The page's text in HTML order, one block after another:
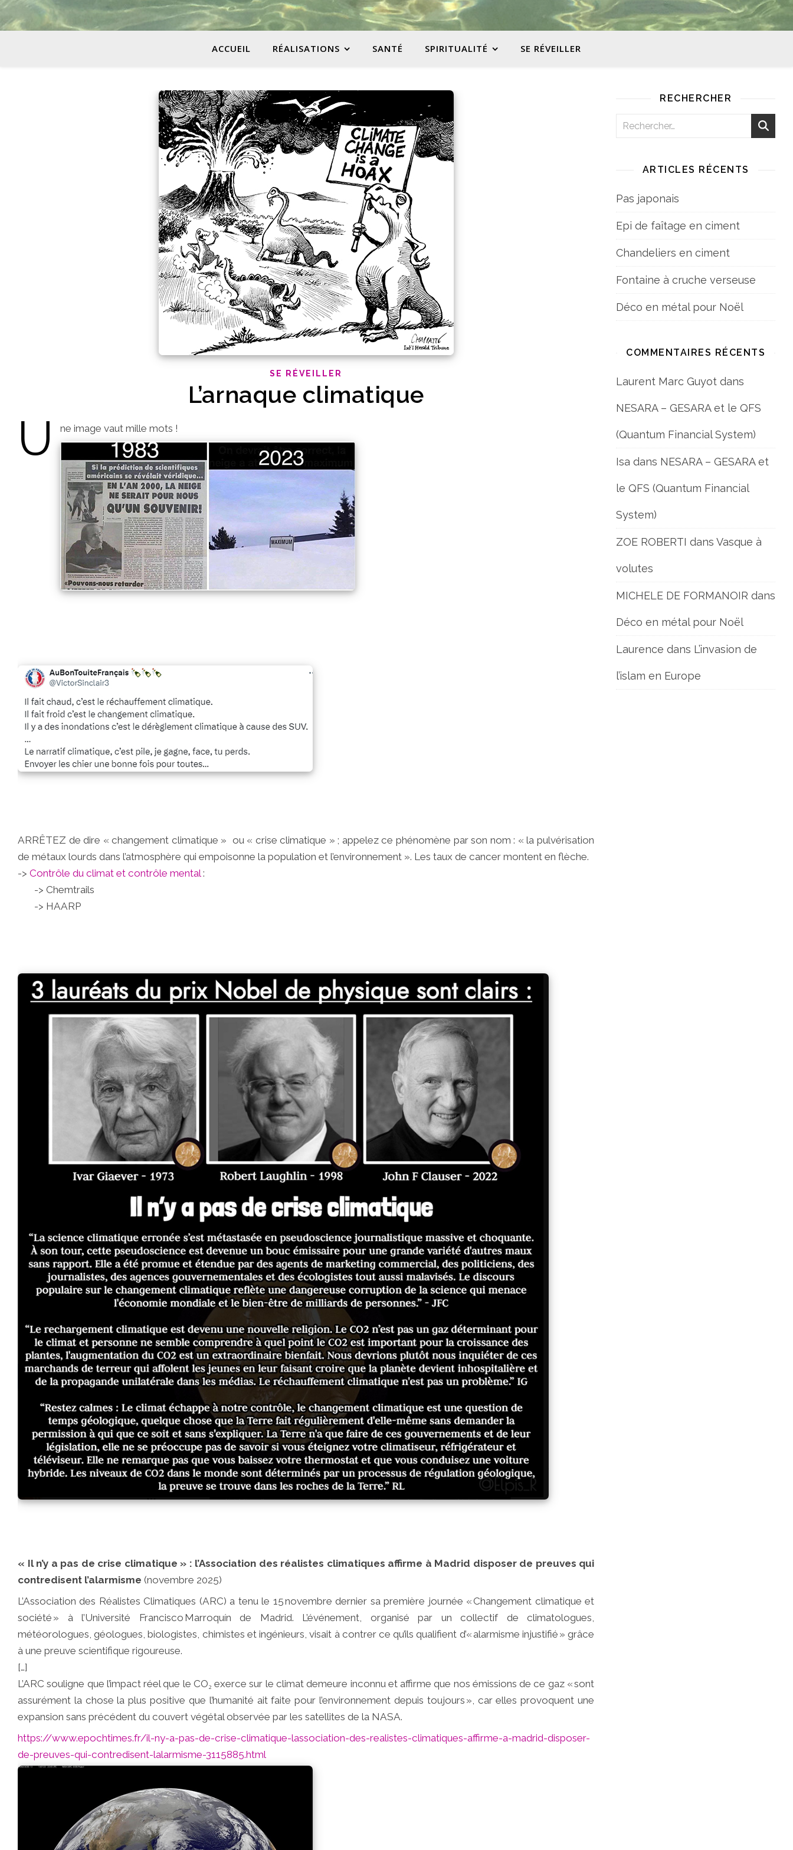
ACCUEIL RÉALISATIONS SANTÉ SPIRITUALITÉ SE RÉVEILLER
SE RÉVEILLER
L’arnaque climatique
U ne image vaut mille mots !
ARRÊTEZ de dire « changement climatique » ou « crise climatique » ; appelez ce phénomène par son nom : « la pulvérisation
de métaux lourds dans l’atmosphère qui empoisonne la population et l’environnement ». Les taux de cancer montent en flèche.
-> Contrôle du climat et contrôle mental:
-> Chemtrails
-> HAARP
« Il n’y a pas de crise climatique » : l’Association des réalistes climatiques affirme à Madrid disposer de preuves qui
contredisent l’alarmisme (novembre 2025)
L’Association des Réalistes Climatiques (ARC) a tenu le 15 novembre dernier sa première journée « Changement climatique et
société » à l’Université Francisco Marroquín de Madrid. L’événement, organisé par un collectif de climatologues,
météorologues, géologues, biologistes, chimistes et ingénieurs, visait à contrer ce qu’ils qualifient d’« alarmisme injustifié » grâce
à une preuve scientifique rigoureuse.
[…]
L’ARC souligne que l’impact réel que le CO₂ exerce sur le climat demeure inconnu et affirme que nos émissions de ce gaz « sont
assurément la chose la plus positive que l’humanité ait faite pour l’environnement depuis toujours », car elles provoquent une
expansion sans précédent du couvert végétal observée par les satellites de la NASA.
https://www.epochtimes.fr/il-ny-a-pas-de-crise-climatique-lassociation-des-realistes-climatiques-affirme-a-madrid-disposer-
de-preuves-qui-contredisent-lalarmisme-3115885.html
RECHERCHER
ARTICLES RÉCENTS
Pas japonais
Epi de faîtage en ciment
Chandeliers en ciment
Fontaine à cruche verseuse
Déco en métal pour Noël
COMMENTAIRES RÉCENTS
Laurent Marc Guyot dans
NESARA – GESARA et le QFS
(Quantum Financial System)
Isa dans NESARA – GESARA et
le QFS (Quantum Financial
System)
ZOE ROBERTI dans Vasque à
volutes
MICHELE DE FORMANOIR dans
Déco en métal pour Noël
Laurence dans L’invasion de
l’islam en Europe